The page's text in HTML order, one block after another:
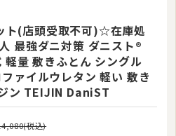
ト(店頭受取不可)☆在庫処
最強ダニ対策 ダニスト®
量 敷きふとん シングル
ァイルウレタン 軽い 敷き
ン TEIJIN DaniST
(税込)